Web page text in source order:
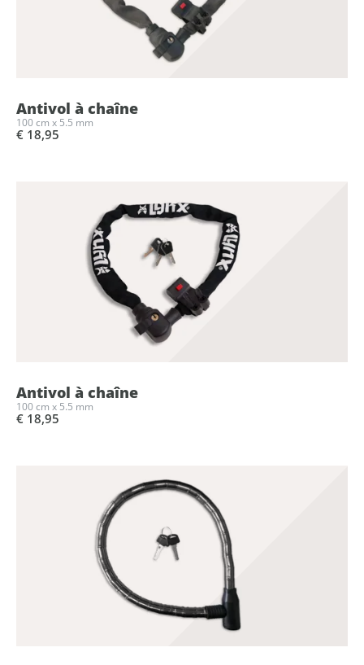
Antivol à chaîne
100 cm x 5.5 mm
€ 18,95
Antivol à chaîne
100 cm x 5.5 mm
€ 18,95